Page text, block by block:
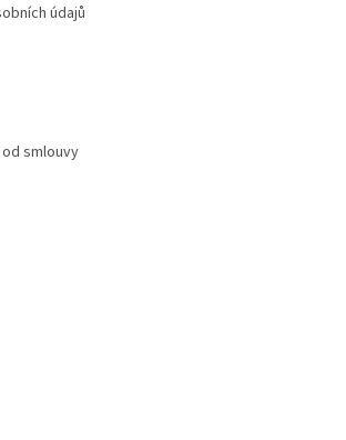
údajů
smlouvy